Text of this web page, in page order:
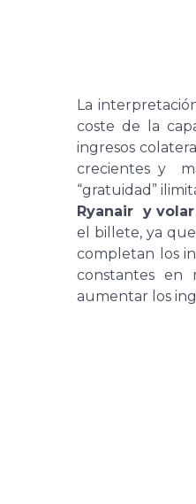
La
coste de la
ingresos
crecientes y
“gratuidad”
Ryanair y
el billete, ya
completan los
constantes en
aumentar los